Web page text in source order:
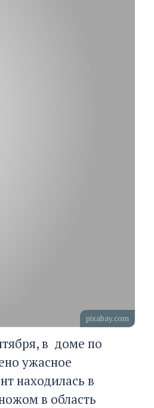
pixabay.com
в доме по
ужасное
находилась в
в область